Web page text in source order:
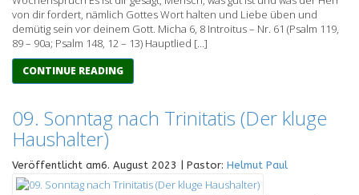
von dir fordert, nämlich Gottes Wort halten und Liebe üben und
demütig sein vor deinem Gott. Micha 6, 8 Introitus – Nr. 61 (Psalm 119,
89 – 90a; Psalm 148, 12 – 13) Hauptlied […]
CONTINUE READING
09. Sonntag nach Trinitatis (Der kluge
Haushalter)
Veröffentlicht am6. August 2023 | Pastor: Helmut Paul